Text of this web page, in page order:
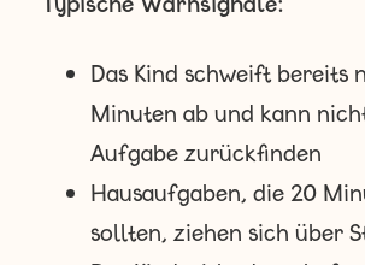
Das Kind schweift bereits
Minuten ab und kann
Aufgabe zurückfinden
Hausaufgaben, die 20
sollten, ziehen sich über